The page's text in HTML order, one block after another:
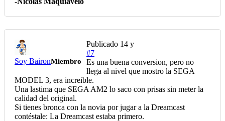
Soy BaironMiembro
Publicado 14 y
#7
Es una buena conversion, pero no
llega al nivel que mostro la SEGA
MODEL 3, era increible.
Una lastima que SEGA AM2 lo saco con prisas sin meter la
calidad del original.
Si tienes bronca con la novia por jugar a la Dreamcast
contéstale: La Dreamcast estaba primero.